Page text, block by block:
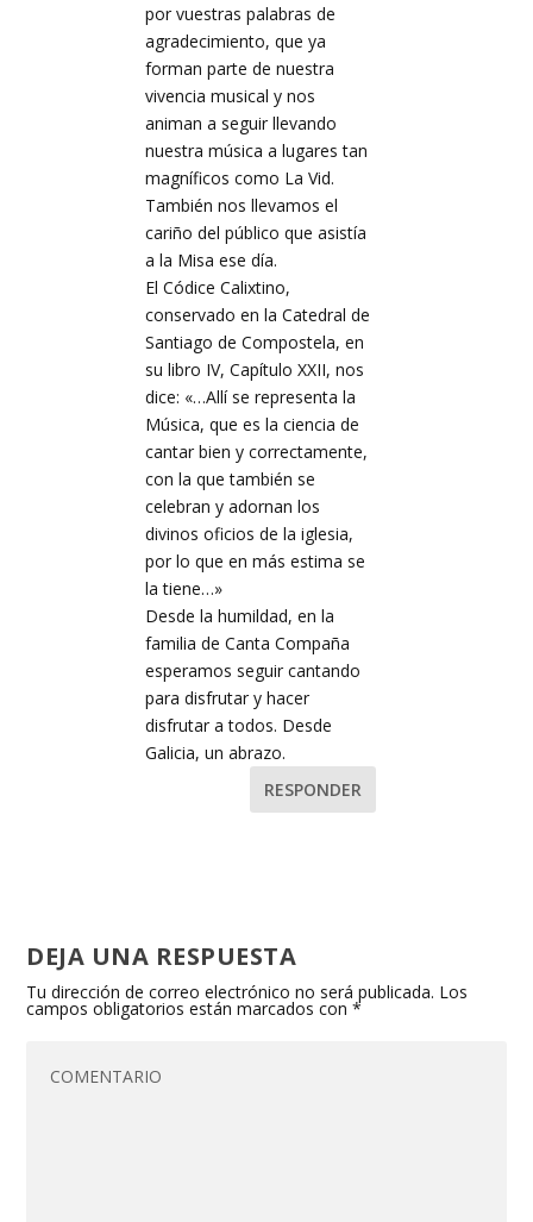
por vuestras palabras de
agradecimiento, que ya
forman parte de nuestra
vivencia musical y nos
animan a seguir llevando
nuestra música a lugares tan
magníficos como La Vid.
También nos llevamos el
cariño del público que asistía
a la Misa ese día.
El Códice Calixtino,
conservado en la Catedral de
Santiago de Compostela, en
su libro IV, Capítulo XXII, nos
dice: «…Allí se representa la
Música, que es la ciencia de
cantar bien y correctamente,
con la que también se
celebran y adornan los
divinos oficios de la iglesia,
por lo que en más estima se
la tiene…»
Desde la humildad, en la
familia de Canta Compaña
esperamos seguir cantando
para disfrutar y hacer
disfrutar a todos. Desde
Galicia, un abrazo.
RESPONDER
DEJA UNA RESPUESTA
Tu dirección de correo electrónico no será publicada. Los
campos obligatorios están marcados con*